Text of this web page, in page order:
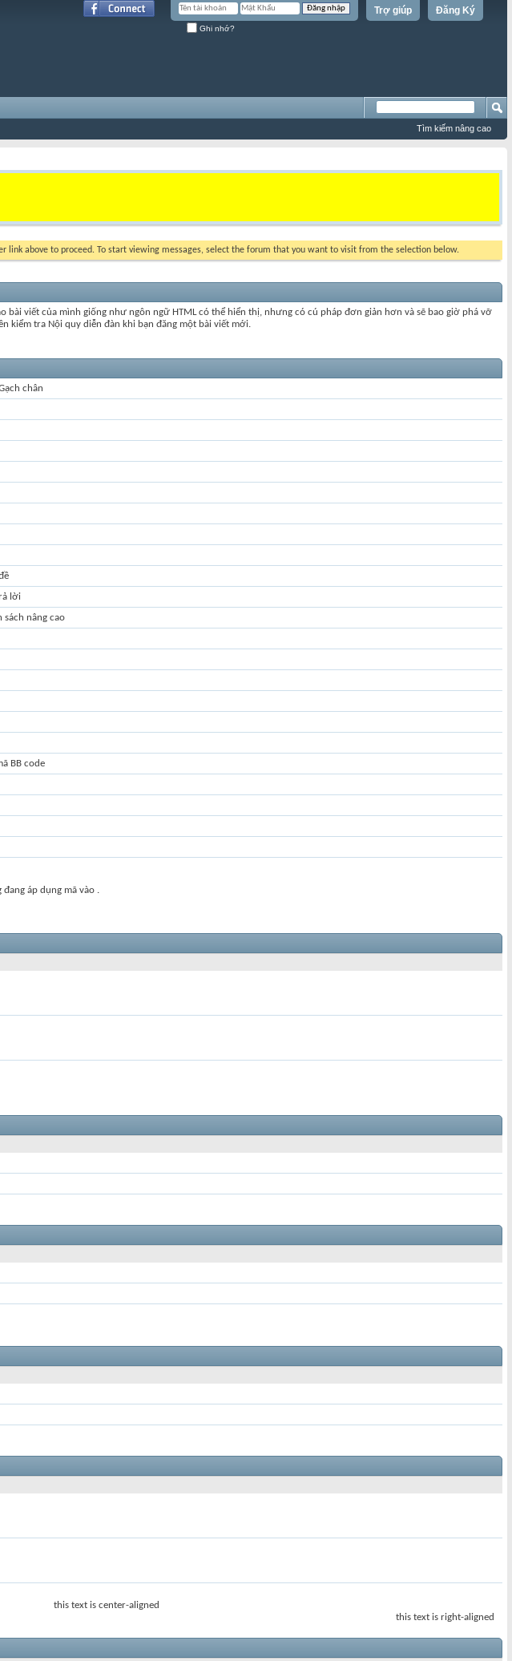
Đăng Ký
Trợ giúp
Ghi nhớ?
Tìm kiếm nâng cao
link above to proceed. To start viewing messages, select the forum that you want to visit from the selection below.
bài viết của mình giống như ngôn ngữ HTML có thể hiển thị, nhưng có cú pháp đơn giản hơn và sẽ bao giờ phá vỡ
kiểm tra Nội quy diễn đàn khi bạn đăng một bài viết mới.
chân
lời
sách nâng cao
BB code
áp dụng mã vào .
this text is center-aligned
this text is right-aligned